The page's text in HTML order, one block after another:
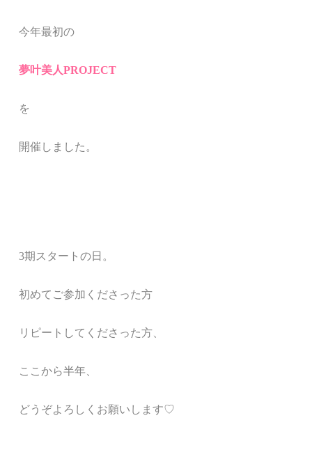
今年最初の
夢叶美人PROJECT
を
開催しました。
3期スタートの日。
初めてご参加くださった方
リピートしてくださった方、
ここから半年、
どうぞよろしくお願いします♡